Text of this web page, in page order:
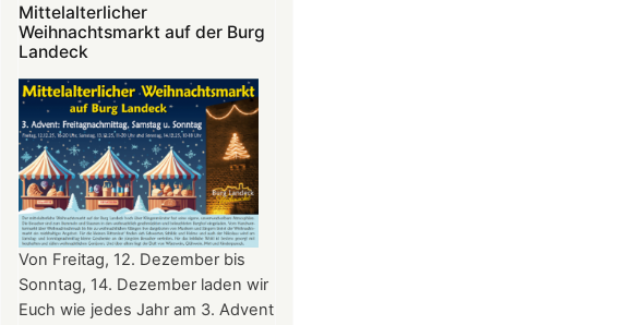
Burg
Mittelalterlicher
Weihnachtsmarkt auf der Burg
Landeck
Von Freitag, 12. Dezember bis
Sonntag, 14. Dezember laden wir
Euch wie jedes Jahr am 3. Advent